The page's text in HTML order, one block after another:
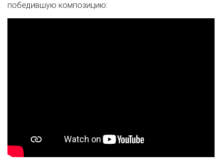
победившую композицию: